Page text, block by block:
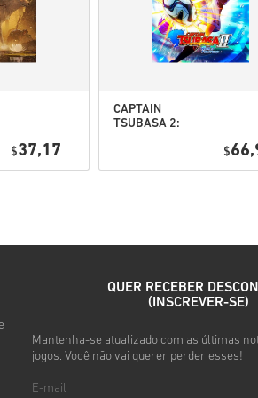
•
•
•
$37,17
CAPTAIN
TSUBASA 2:
(STEAM) EU
$
QUER RECEBER
(INSCREVER-SE)
Mantenha-se atualizado com as últimas
jogos. Você não vai querer perder esses!